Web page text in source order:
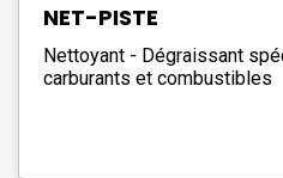
NET-PISTE
Nettoyant - Dégraissant
carburants et combustibles